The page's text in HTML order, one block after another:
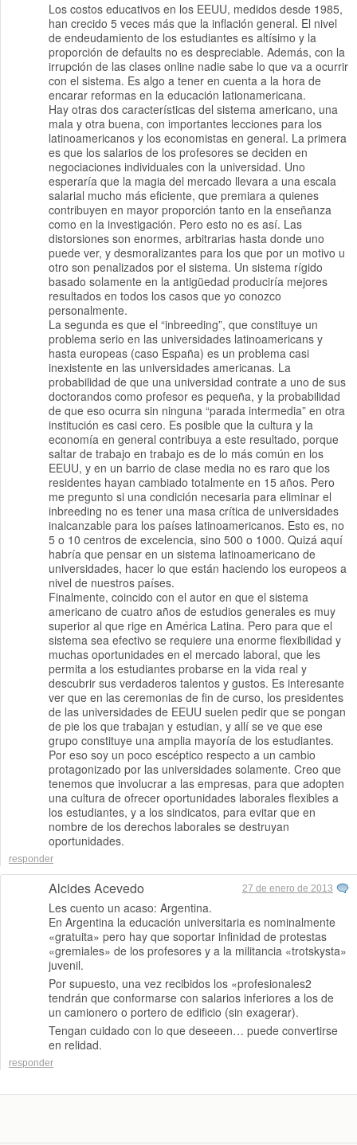
Los costos educativos en los EEUU, medidos desde 1985,
han crecido 5 veces más que la inflación general. El nivel
de endeudamiento de los estudiantes es altísimo y la
proporción de defaults no es despreciable. Además, con la
irrupción de las clases online nadie sabe lo que va a ocurrir
con el sistema. Es algo a tener en cuenta a la hora de
encarar reformas en la educación lationamericana.
Hay otras dos características del sistema americano, una
mala y otra buena, con importantes lecciones para los
latinoamericanos y los economistas en general. La primera
es que los salarios de los profesores se deciden en
negociaciones individuales con la universidad. Uno
esperaría que la magia del mercado llevara a una escala
salarial mucho más eficiente, que premiara a quienes
contribuyen en mayor proporción tanto en la enseñanza
como en la investigación. Pero esto no es así. Las
distorsiones son enormes, arbitrarias hasta donde uno
puede ver, y desmoralizantes para los que por un motivo u
otro son penalizados por el sistema. Un sistema rígido
basado solamente en la antigüedad produciría mejores
resultados en todos los casos que yo conozco
personalmente.
La segunda es que el “inbreeding”, que constituye un
problema serio en las universidades latinoamericans y
hasta europeas (caso España) es un problema casi
inexistente en las universidades americanas. La
probabilidad de que una universidad contrate a uno de sus
doctorandos como profesor es pequeña, y la probabilidad
de que eso ocurra sin ninguna “parada intermedia” en otra
institución es casi cero. Es posible que la cultura y la
economía en general contribuya a este resultado, porque
saltar de trabajo en trabajo es de lo más común en los
EEUU, y en un barrio de clase media no es raro que los
residentes hayan cambiado totalmente en 15 años. Pero
me pregunto si una condición necesaria para eliminar el
inbreeding no es tener una masa crítica de universidades
inalcanzable para los países latinoamericanos. Esto es, no
5 o 10 centros de excelencia, sino 500 o 1000. Quizá aquí
habría que pensar en un sistema latinoamericano de
universidades, hacer lo que están haciendo los europeos a
nivel de nuestros países.
Finalmente, coincido con el autor en que el sistema
americano de cuatro años de estudios generales es muy
superior al que rige en América Latina. Pero para que el
sistema sea efectivo se requiere una enorme flexibilidad y
muchas oportunidades en el mercado laboral, que les
permita a los estudiantes probarse en la vida real y
descubrir sus verdaderos talentos y gustos. Es interesante
ver que en las ceremonias de fin de curso, los presidentes
de las universidades de EEUU suelen pedir que se pongan
de pie los que trabajan y estudian, y allí se ve que ese
grupo constituye una amplia mayoría de los estudiantes.
Por eso soy un poco escéptico respecto a un cambio
protagonizado por las universidades solamente. Creo que
tenemos que involucrar a las empresas, para que adopten
una cultura de ofrecer oportunidades laborales flexibles a
los estudiantes, y a los sindicatos, para evitar que en
nombre de los derechos laborales se destruyan
oportunidades.
responder
Alcides Acevedo 27 de enero de 2013
Les cuento un acaso: Argentina.
En Argentina la educación universitaria es nominalmente
«gratuita» pero hay que soportar infinidad de protestas
«gremiales» de los profesores y a la militancia «trotskysta»
juvenil.
Por supuesto, una vez recibidos los «profesionales2
tendrán que conformarse con salarios inferiores a los de
un camionero o portero de edificio (sin exagerar).
Tengan cuidado con lo que deseeen… puede convertirse
en relidad.
responder